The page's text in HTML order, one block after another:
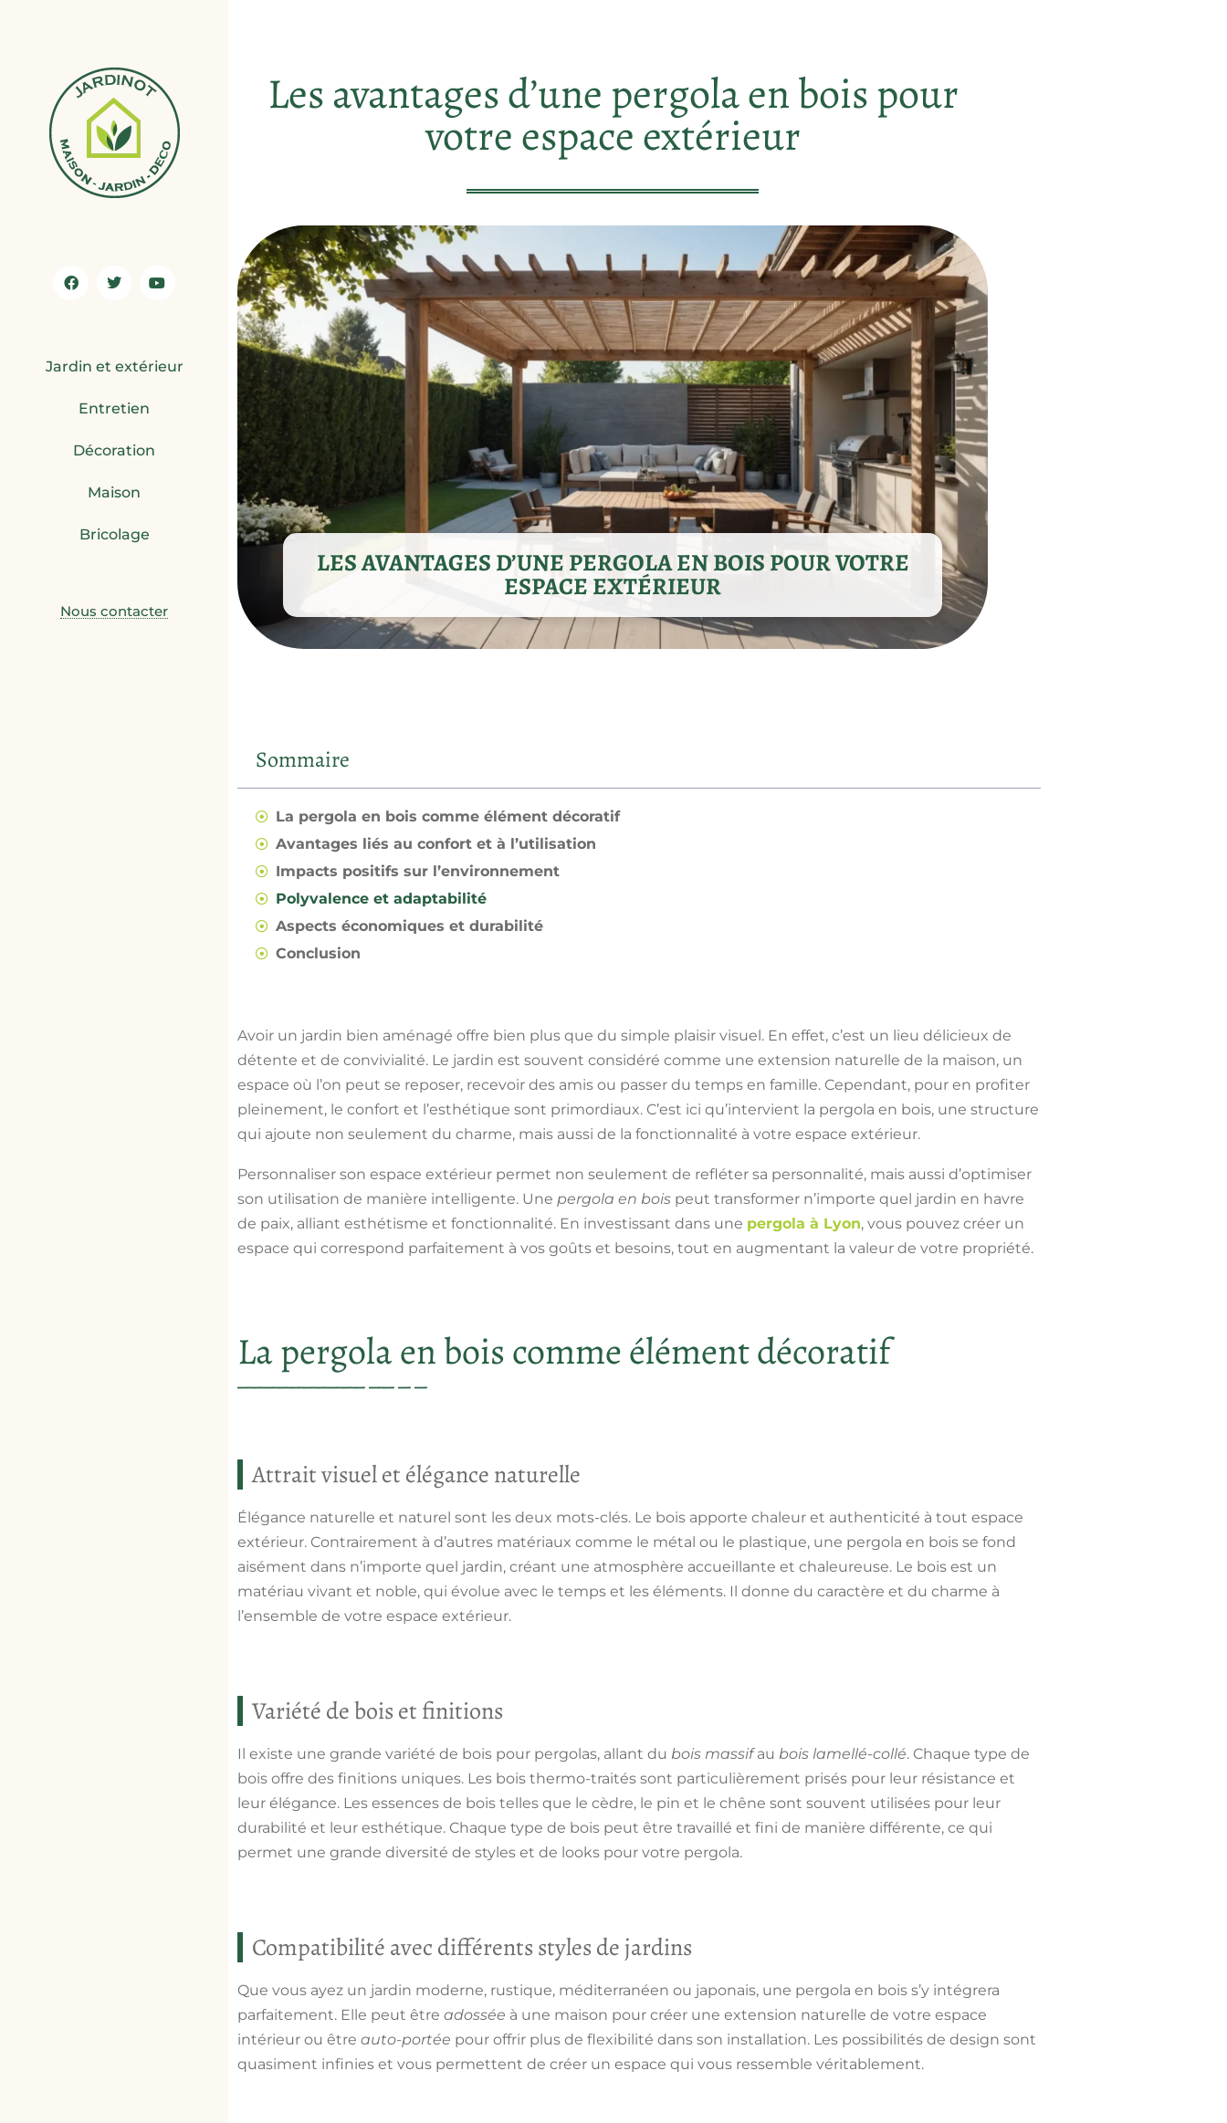
Jardin et extérieur
Entretien
Décoration
Maison
Bricolage
Nous contacter
Les avantages d’une pergola en bois pour
votre espace extérieur
LES AVANTAGES D’UNE PERGOLA EN BOIS POUR VOTRE
ESPACE EXTÉRIEUR
Sommaire
La pergola en bois comme élément décoratif
Avantages liés au confort et à l’utilisation
Impacts positifs sur l’environnement
Polyvalence et adaptabilité
Aspects économiques et durabilité
Conclusion
Avoir un jardin bien aménagé offre bien plus que du simple plaisir visuel. En effet, c’est un lieu délicieux de
détente et de convivialité. Le jardin est souvent considéré comme une extension naturelle de la maison, un
espace où l’on peut se reposer, recevoir des amis ou passer du temps en famille. Cependant, pour en profiter
pleinement, le confort et l’esthétique sont primordiaux. C’est ici qu’intervient la pergola en bois, une structure
qui ajoute non seulement du charme, mais aussi de la fonctionnalité à votre espace extérieur.
Personnaliser son espace extérieur permet non seulement de refléter sa personnalité, mais aussi d’optimiser
son utilisation de manière intelligente. Une pergola en bois peut transformer n’importe quel jardin en havre
de paix, alliant esthétisme et fonctionnalité. En investissant dans une pergola à Lyon, vous pouvez créer un
espace qui correspond parfaitement à vos goûts et besoins, tout en augmentant la valeur de votre propriété.
La pergola en bois comme élément décoratif
Attrait visuel et élégance naturelle
Élégance naturelle et naturel sont les deux mots-clés. Le bois apporte chaleur et authenticité à tout espace
extérieur. Contrairement à d’autres matériaux comme le métal ou le plastique, une pergola en bois se fond
aisément dans n’importe quel jardin, créant une atmosphère accueillante et chaleureuse. Le bois est un
matériau vivant et noble, qui évolue avec le temps et les éléments. Il donne du caractère et du charme à
l’ensemble de votre espace extérieur.
Variété de bois et finitions
Il existe une grande variété de bois pour pergolas, allant du bois massifau bois lamellé-collé. Chaque type de
bois offre des finitions uniques. Les bois thermo-traités sont particulièrement prisés pour leur résistance et
leur élégance. Les essences de bois telles que le cèdre, le pin et le chêne sont souvent utilisées pour leur
durabilité et leur esthétique. Chaque type de bois peut être travaillé et fini de manière différente, ce qui
permet une grande diversité de styles et de looks pour votre pergola.
Compatibilité avec différents styles de jardins
Que vous ayez un jardin moderne, rustique, méditerranéen ou japonais, une pergola en bois s’y intégrera
parfaitement. Elle peut être adossée à une maison pour créer une extension naturelle de votre espace
intérieur ou être auto-portée pour offrir plus de flexibilité dans son installation. Les possibilités de design sont
quasiment infinies et vous permettent de créer un espace qui vous ressemble véritablement.